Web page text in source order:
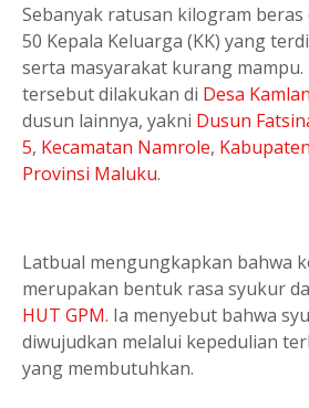
Sebanyak ratusan kilogram
50 Kepala Keluarga (KK) yang
serta masyarakat kurang mampu.
tersebut dilakukan di Desa
dusun lainnya, yakni Dusun
5, Kecamatan Namrole,
Provinsi Maluku.
Latbual mengungkapkan bahwa
merupakan bentuk rasa syukur
HUT GPM. Ia menyebut bahwa
diwujudkan melalui kepedulian
yang membutuhkan.